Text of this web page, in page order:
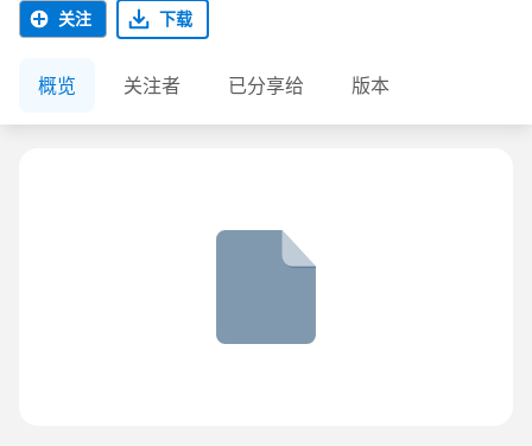
关注 下载
概览 关注者 已分享给 版本